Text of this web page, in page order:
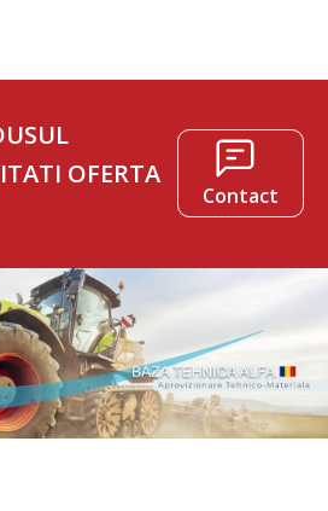
OFERTA
Contact